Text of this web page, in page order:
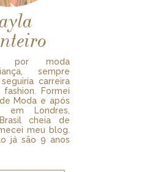
por moda
sempre
carreira
fashion. Formei
Moda e após
em Londres,
cheia de
meu blog.
já são 9 anos